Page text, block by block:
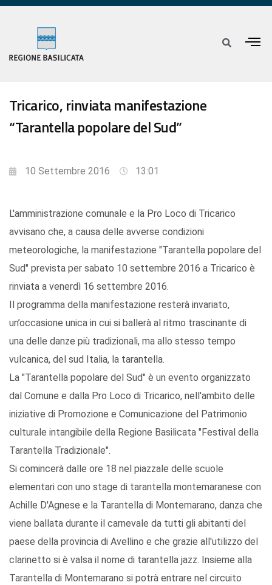
Tricarico, rinviata manifestazione
“Tarantella popolare del Sud”
10 Settembre 2016 13:01
L'amministrazione comunale e la Pro Loco di Tricarico
avvisano che, a causa delle avverse condizioni
meteorologiche, la manifestazione "Tarantella popolare del
Sud" prevista per sabato 10 settembre 2016 a Tricarico è
rinviata a venerdì 16 settembre 2016.
Il programma della manifestazione resterà invariato,
un’occasione unica in cui si ballerà al ritmo trascinante di
una delle danze più tradizionali, ma allo stesso tempo
vulcanica, del sud Italia, la tarantella.
La "Tarantella popolare del Sud" è un evento organizzato
dal Comune e dalla Pro Loco di Tricarico, nell'ambito delle
iniziative di Promozione e Comunicazione del Patrimonio
culturale intangibile della Regione Basilicata "Festival della
Tarantella Tradizionale".
Si comincerà dalle ore 18 nel piazzale delle scuole
elementari con uno stage di tarantella montemaranese con
Achille D'Agnese e la Tarantella di Montemarano, danza che
viene ballata durante il carnevale da tutti gli abitanti del
paese della provincia di Avellino e che grazie all'utilizzo del
clarinetto si è valsa il nome di tarantella jazz. Insieme alla
Tarantella di Montemarano si potrà entrare nel circuito